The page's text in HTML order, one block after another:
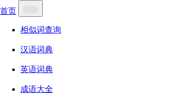
首页
相似词查询
汉语词典
英语词典
成语大全